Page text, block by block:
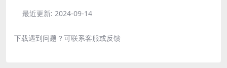
最近更新: 2024-09-14
下载遇到问题？可联系客服或反馈